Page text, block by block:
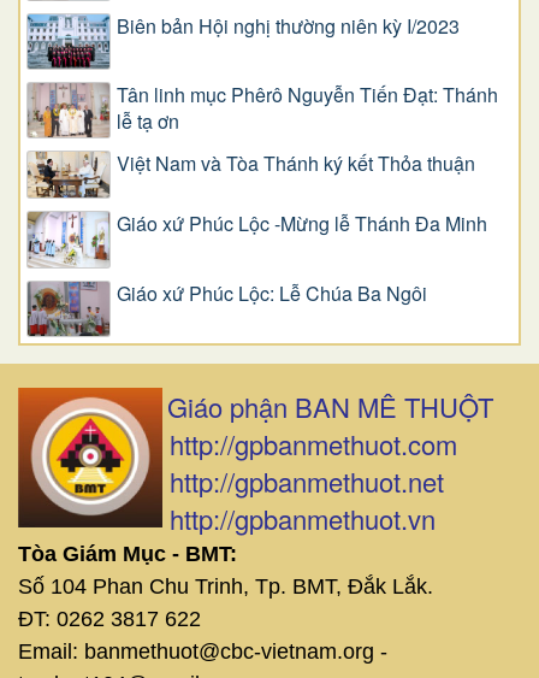
Biên bản Hội nghị thường niên kỳ I/2023
Tân linh mục Phêrô Nguyễn Tiến Đạt: Thánh
lễ tạ ơn
Việt Nam và Tòa Thánh ký kết Thỏa thuận
Giáo xứ Phúc Lộc -Mừng lễ Thánh Đa Minh
Giáo xứ Phúc Lộc: Lễ Chúa Ba Ngôi
Giáo phận BAN MÊ THUỘT
http://gpbanmethuot.com
http://gpbanmethuot.net
http://gpbanmethuot.vn
Tòa Giám Mục - BMT:
Số 104 Phan Chu Trinh, Tp. BMT, Đắk Lắk.
ĐT: 0262 3817 622
Email: banmethuot@cbc-vietnam.org -